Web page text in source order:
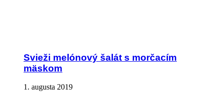
Svieži melónový šalát s morčacím
mäskom
1. augusta 2019